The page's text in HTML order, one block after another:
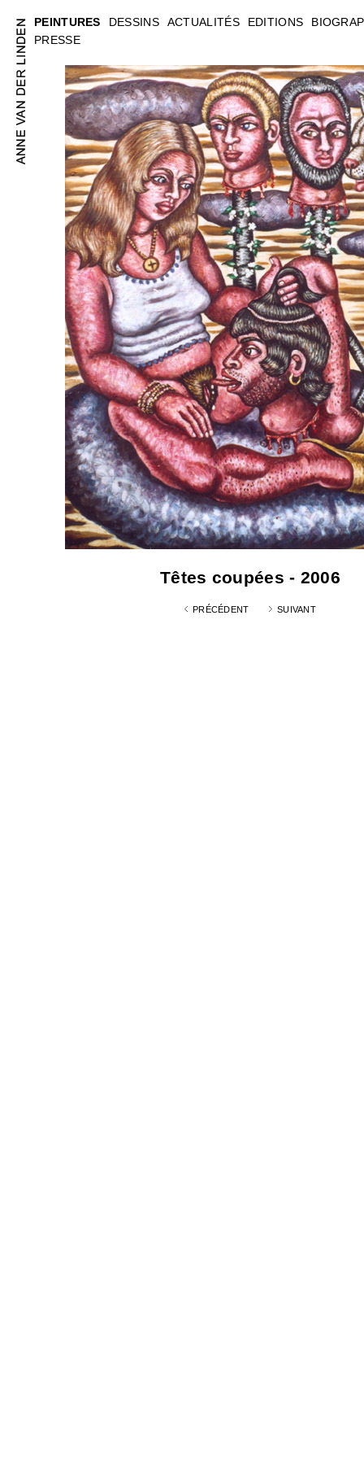
PEINTURES
PRESSE
DESSINS ACTUALITÉS EDITIONS
Têtes coupées - 2006
PRÉCÉDENT SUIVANT